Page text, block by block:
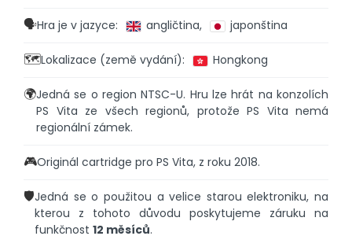
🗣️Hra je v jazyce: angličtina, japonština
🗺️Lokalizace (země vydání): Hongkong
🌍Jedná se o region NTSC-U. Hru lze hrát na konzolích
PS Vita ze všech regionů, protože PS Vita nemá
regionální zámek.
🎮Originál cartridge pro PS Vita, z roku 2018.
🛡️Jedná se o použitou a velice starou elektroniku, na
kterou z tohoto důvodu poskytujeme záruku na
funkčnost 12 měsíců.